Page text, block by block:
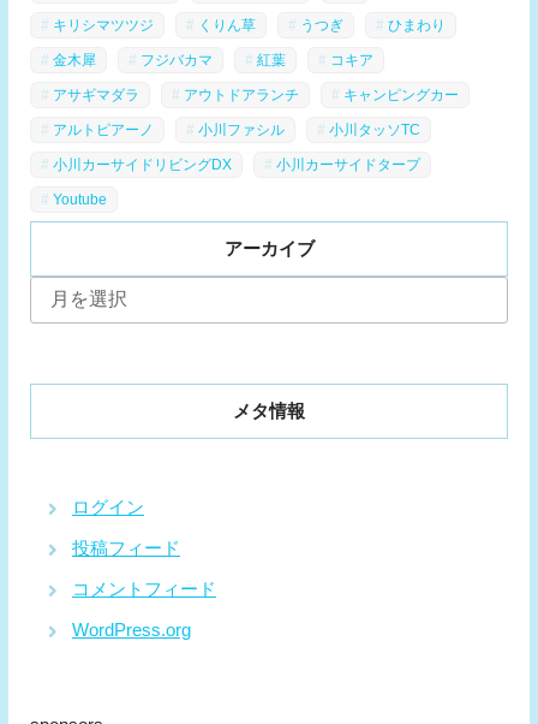
キリシマツツジ くりん草 うつぎ ひまわり
金木犀 フジバカマ 紅葉 コキア
アサギマダラ アウトドアランチ キャンピングカー
アルトピアーノ 小川ファシル 小川タッソTC
小川カーサイドリビングDX 小川カーサイドタープ
Youtube
アーカイブ
ー
メタ情報
ログイン
投稿フィード
コメントフィード
WordPress.org